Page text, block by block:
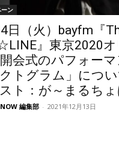
ーン
日（火）bayfm『
』東京2020
会式のパフォーマ
クトグラム」につ
スト：が～まるちょ
編集部 - 2021年12月13日